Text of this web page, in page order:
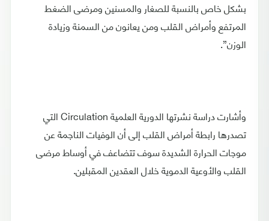
بشكل خاص بالنسبة للصغار والمسنين ومرضى الضغط
المرتفع وأمراض القلب ومن يعانون من السمنة وزيادة
الوزن”.
وأشارت دراسة نشرتها الدورية العلمية Circulation التي
تصدرها رابطة أمراض القلب إلى أن الوفيات الناجمة عن
موجات الحرارة الشديدة سوف تتضاعف في أوساط مرضى
القلب والأوعية الدموية خلال العقدين المقبلين.